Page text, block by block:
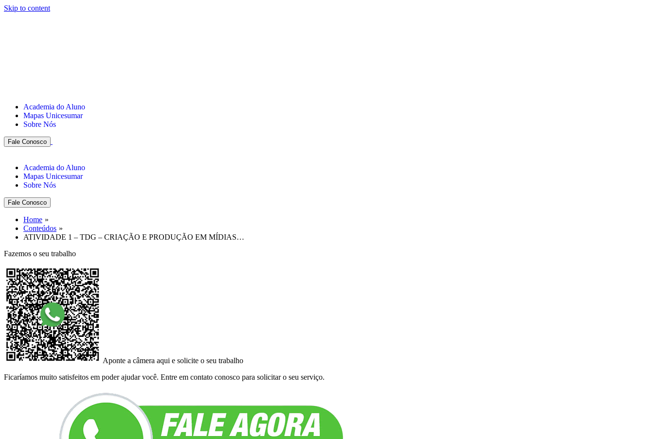
Skip to content
Academia do Aluno
Mapas Unicesumar
Sobre Nós
Fale Conosco
Academia do Aluno
Mapas Unicesumar
Sobre Nós
Fale Conosco
Home
Conteúdos
ATIVIDADE 1 – TDG – CRIAÇÃO E PRODUÇÃO EM MÍDIAS…
Fazemos o seu trabalho
Aponte a câmera aqui e solicite o seu trabalho
Ficaríamos muito satisfeitos em poder ajudar você. Entre em contato conosco para solicitar o seu serviço.